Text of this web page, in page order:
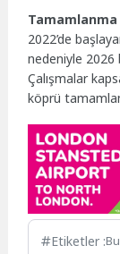
Tamamlanma
2022’de
nedeniyle 2026
Çalışmalar
köprü
Etiketler :